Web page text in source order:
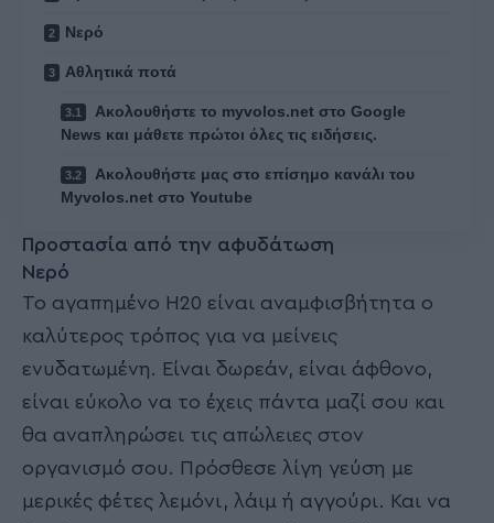
Νερό
Αθλητικά ποτά
Ακολουθήστε το myvolos.net στο Google
News και μάθετε πρώτοι όλες τις ειδήσεις.
Ακολουθήστε μας στο επίσημο κανάλι του
Myvolos.net στο Youtube
Προστασία από την αφυδάτωση
Νερό
Το αγαπημένο H20 είναι αναμφισβήτητα ο
καλύτερος τρόπος για να μείνεις
ενυδατωμένη. Είναι δωρεάν, είναι άφθονο,
είναι εύκολο να το έχεις πάντα μαζί σου και
θα αναπληρώσει τις απώλειες στον
οργανισμό σου. Πρόσθεσε λίγη γεύση με
μερικές φέτες λεμόνι, λάιμ ή αγγούρι. Και να